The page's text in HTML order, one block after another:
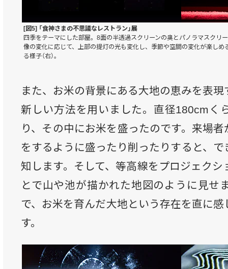
[図5] 「食神さまの不思議なレストラン」展
四季をテーマにした部屋。8面の半透過スクリーンの奥とパノラマスクリ
像の変化に応じて、上部の提灯の光も変化し、季節や空間の変化が楽しめ
る様子（右）。
また、お米の背景にある大地の恵みを表
新しい方法を用いました。直径180cmく
り、その中にお米を盛ったのです。来場
をするように盛ったり削ったりすると、
知します。そして、等高線をプロジェク
とで山や池が描かれた地図のように見せ
で、お米を育んだ大地という存在を直に
す。